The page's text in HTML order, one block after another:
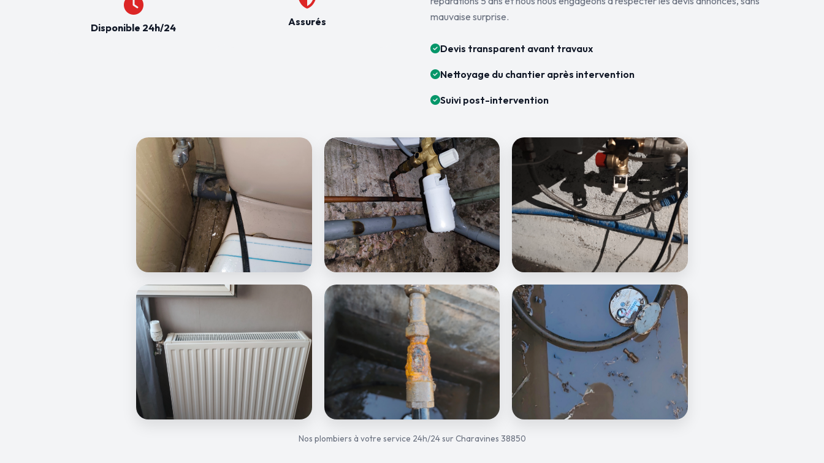
Disponible 24h/24 Assurés
mauvaise surprise.
Devis transparent avant travaux
Nettoyage du chantier après intervention
Suivi post-intervention
Nos plombiers à votre service 24h/24 sur Charavines 38850